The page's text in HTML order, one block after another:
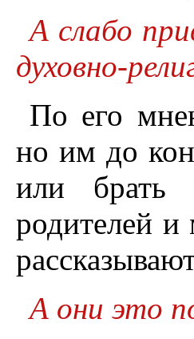
А слабо
духовно-
По его
но им до
или брать
родителей и
А они это